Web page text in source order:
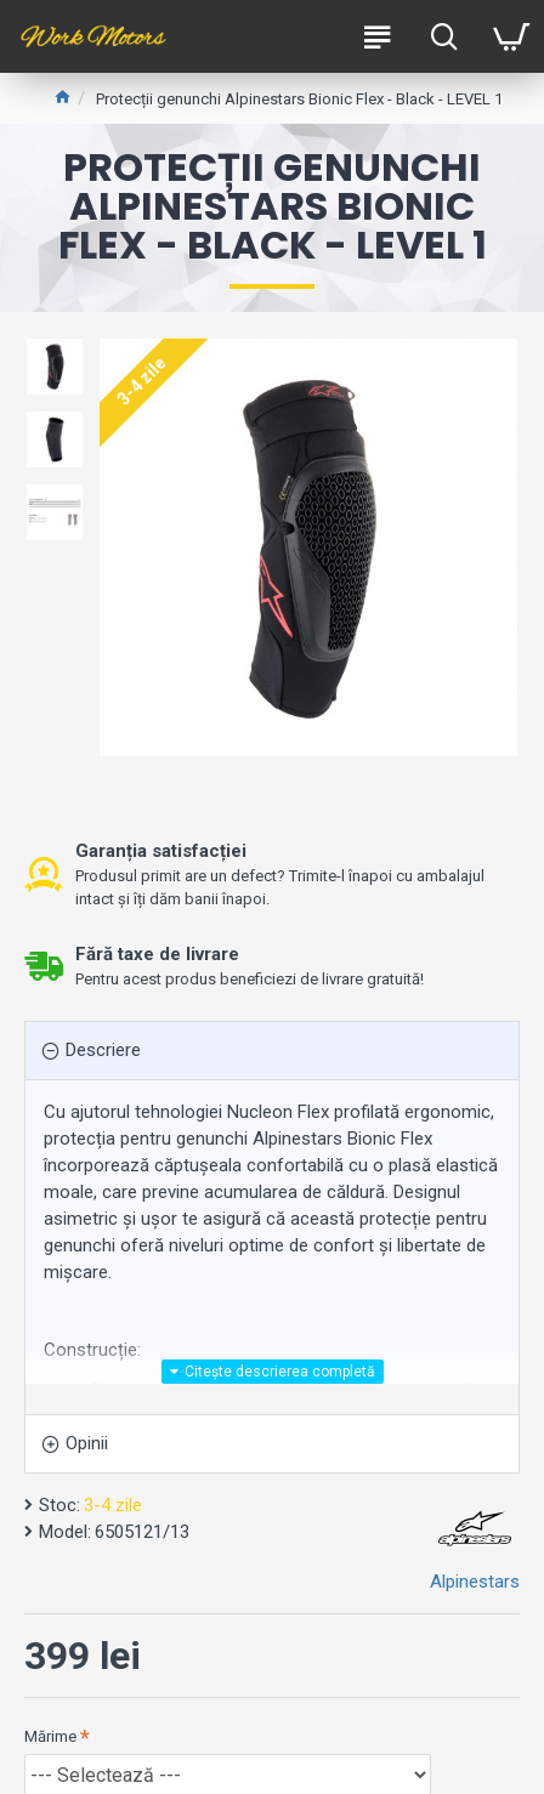
Protecții genunchi Alpinestars Bionic Flex - Black - LEVEL 1
PROTECȚII GENUNCHI
ALPINESTARS BIONIC
FLEX - BLACK - LEVEL 1
3-4 zile
Fără taxe de livrare
Pentru acest produs beneficiezi de livrare gratuită!
Garanția satisfacției
Produsul primit are un defect? Trimite-l înapoi cu ambalajul
intact și îți dăm banii înapoi.
Descriere
Cu ajutorul tehnologiei Nucleon Flex profilată ergonomic,
protecția pentru genunchi Alpinestars Bionic Flex
încorporează căptușeala confortabilă cu o plasă elastică
moale, care previne acumularea de căldură. Designul
asimetric și ușor te asigură că această protecție pentru
genunchi oferă niveluri optime de confort și libertate de
mișcare.
Construcție:
Extrem de ușoară, durabilă și flexibilă; construită
dintr-o plasă elastică respirabilă, pentru o potrivire
confortabilă.
Curea superioară elastică, pentru o potrivire
personalizabilă.
En 1621-1:2012 Nivel 1.
economisește timp, cu tivuri elastice și imprimare
pe silicon pentru a preveni alunecarea și pentru a
Opinii
Stoc: 3-4 zile
Model: 6505121/13
Alpinestars
399 lei
Mărime